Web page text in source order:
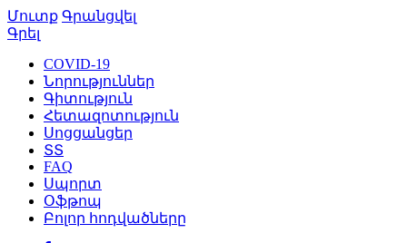
Մուտք Գրանցվել
Գրել
COVID-19
Նորություններ
Գիտություն
Հետազոտություն
Սոցցանցեր
ՏՏ
FAQ
Սպորտ
Օֆթոպ
Բոլոր հոդվածները